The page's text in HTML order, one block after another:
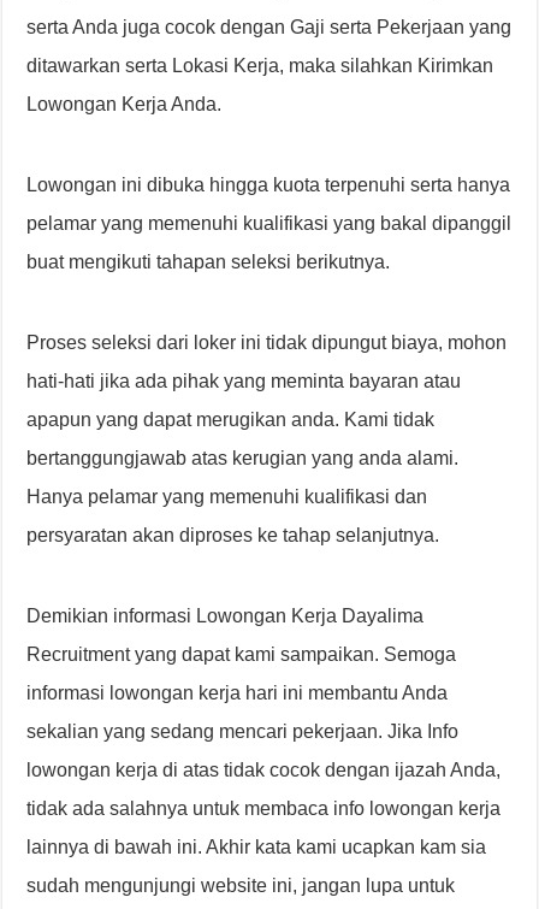
serta Anda juga cocok dengan Gaji serta Pekerjaan yang
ditawarkan serta Lokasi Kerja, maka silahkan Kirimkan
Lowongan Kerja Anda.
Lowongan ini dibuka hingga kuota terpenuhi serta hanya
pelamar yang memenuhi kualifikasi yang bakal dipanggil
buat mengikuti tahapan seleksi berikutnya.
Proses seleksi dari loker ini tidak dipungut biaya, mohon
hati-hati jika ada pihak yang meminta bayaran atau
apapun yang dapat merugikan anda. Kami tidak
bertanggungjawab atas kerugian yang anda alami.
Hanya pelamar yang memenuhi kualifikasi dan
persyaratan akan diproses ke tahap selanjutnya.
Demikian informasi Lowongan Kerja Dayalima
Recruitment yang dapat kami sampaikan. Semoga
informasi lowongan kerja hari ini membantu Anda
sekalian yang sedang mencari pekerjaan. Jika Info
lowongan kerja di atas tidak cocok dengan ijazah Anda,
tidak ada salahnya untuk membaca info lowongan kerja
lainnya di bawah ini. Akhir kata kami ucapkan kam sia
sudah mengunjungi website ini, jangan lupa untuk